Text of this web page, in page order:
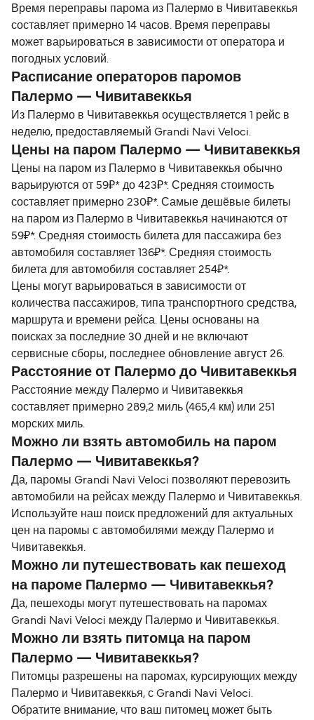
Время переправы парома из Палермо в Чивитавеккья
составляет примерно 14 часов. Время переправы
может варьироваться в зависимости от оператора и
погодных условий.
Расписание операторов паромов
Палермо — Чивитавеккья
Из Палермо в Чивитавеккья осуществляется 1 рейс в
неделю, предоставляемый Grandi Navi Veloci.
Цены на паром Палермо — Чивитавеккья
Цены на паром из Палермо в Чивитавеккья обычно
варьируются от 59₽* до 423₽*. Средняя стоимость
составляет примерно 230₽*. Самые дешёвые билеты
на паром из Палермо в Чивитавеккья начинаются от
59₽*. Средняя стоимость билета для пассажира без
автомобиля составляет 136₽*. Средняя стоимость
билета для автомобиля составляет 254₽*.
Цены могут варьироваться в зависимости от
количества пассажиров, типа транспортного средства,
маршрута и времени рейса. Цены основаны на
поисках за последние 30 дней и не включают
сервисные сборы, последнее обновление август 26.
Расстояние от Палермо до Чивитавеккья
Расстояние между Палермо и Чивитавеккья
составляет примерно 289,2 миль (465,4 км) или 251
морских миль.
Можно ли взять автомобиль на паром
Палермо — Чивитавеккья?
Да, паромы Grandi Navi Veloci позволяют перевозить
автомобили на рейсах между Палермо и Чивитавеккья.
Используйте наш поиск предложений для актуальных
цен на паромы с автомобилями между Палермо и
Чивитавеккья.
Можно ли путешествовать как пешеход
на пароме Палермо — Чивитавеккья?
Да, пешеходы могут путешествовать на паромах
Grandi Navi Veloci между Палермо и Чивитавеккья.
Можно ли взять питомца на паром
Палермо — Чивитавеккья?
Питомцы разрешены на паромах, курсирующих между
Палермо и Чивитавеккья, с Grandi Navi Veloci.
Обратите внимание, что ваш питомец может быть